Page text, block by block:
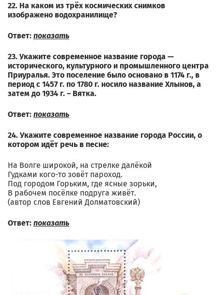
22. На каком из трёх космических снимков
изображено водохранилище?
Ответ: показать
23. Укажите современное название города —
исторического, культурного и промышленного центра
Приуралья. Это поселение было основано в 1174 г., в
период с 1457 г. по 1780 г. носило название Хлынов, а
затем до 1934 г. – Вятка.
Ответ: показать
24. Укажите современное название города России, о
котором идёт речь в песне:
На Волге широкой, на стрелке далёкой
Гудками кого-то зовёт пароход.
Под городом Горьким, где ясные зорьки,
В рабочем посёлке подруга живёт.
(автор слов Евгений Долматовский)
Ответ: показать